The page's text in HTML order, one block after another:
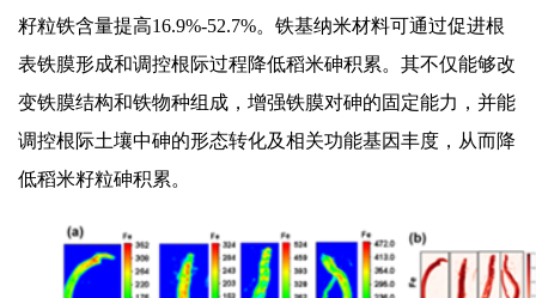
籽粒铁含量提高16.9%-52.7%。铁基纳米材料可通过促进根
表铁膜形成和调控根际过程降低稻米砷积累。其不仅能够改
变铁膜结构和铁物种组成，增强铁膜对砷的固定能力，并能
调控根际土壤中砷的形态转化及相关功能基因丰度，从而降
低稻米籽粒砷积累。